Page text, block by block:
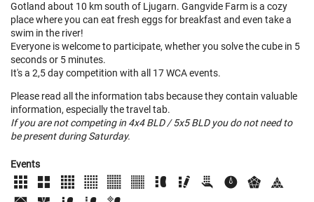
Gotland about 10 km south of Ljugarn. Gangvide Farm is a cozy
place where you can eat fresh eggs for breakfast and even take a
swim in the river!
Everyone is welcome to participate, whether you solve the cube in 5
seconds or 5 minutes.
It's a 2,5 day competition with all 17 WCA events.
Please read all the information tabs because they contain valuable
information, especially the travel tab.
If you are not competing in 4x4 BLD / 5x5 BLD you do not need to
be present during Saturday.
Events